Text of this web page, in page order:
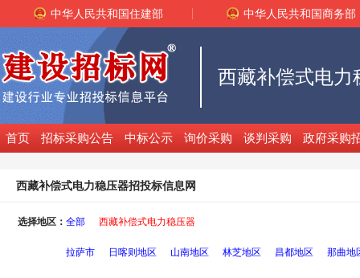
中华人民共和国住建部 中华人民共和国商务部
首页 招标采购公告 中标公示 询价采购 谈判采购 政府采购
西藏补偿式电力稳压器招投标信息网
选择地区： 全部 西藏补偿式电力稳压器
拉萨市 日喀则地区 山南地区 林芝地区 昌都地区 那曲地